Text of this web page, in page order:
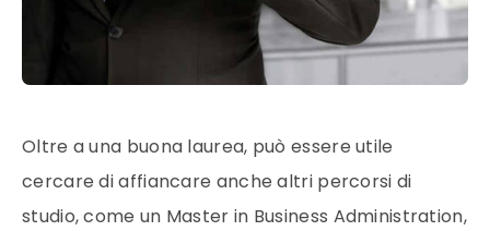
Oltre a una buona laurea, può essere utile
cercare di affiancare anche altri percorsi di
studio, come un Master in Business Administration,